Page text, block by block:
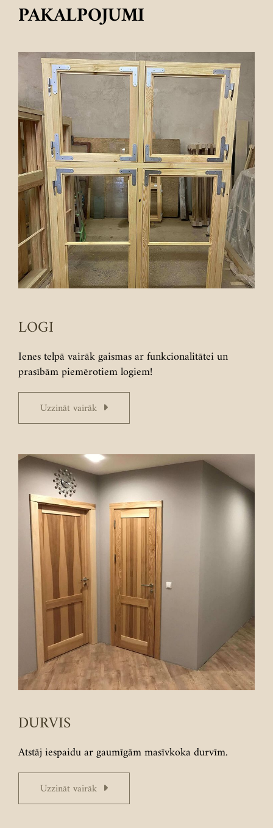
PAKALPOJUMI
LOGI
Ienes telpā vairāk gaismas ar funkcionalitātei un
prasībām piemērotiem logiem!
Uzzināt vairāk
DURVIS
Atstāj iespaidu ar gaumīgām masīvkoka durvīm.
Uzzināt vairāk